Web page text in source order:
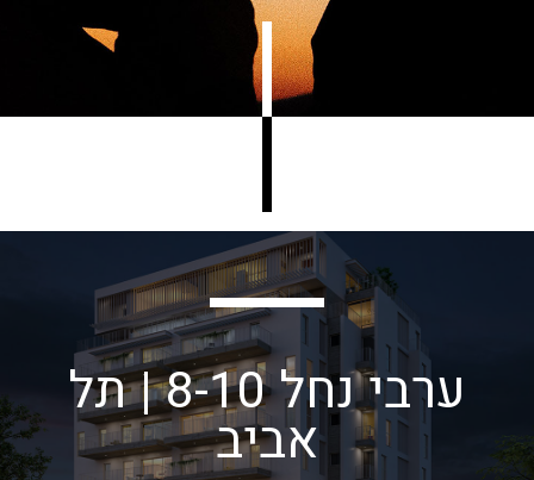
ערבי נחל 8-10 | תל
אביב